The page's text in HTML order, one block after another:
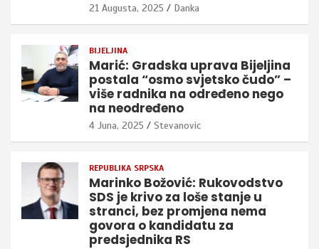
21 Augusta, 2025 Danka
BIJELJINA
Marić: Gradska uprava Bijeljina
postala “osmo svjetsko čudo” –
više radnika na određeno nego
na neodređeno
4 Juna, 2025 Stevanovic
REPUBLIKA SRPSKA
Marinko Božović: Rukovodstvo
SDS je krivo za loše stanje u
stranci, bez promjena nema
govora o kandidatu za
predsjednika RS